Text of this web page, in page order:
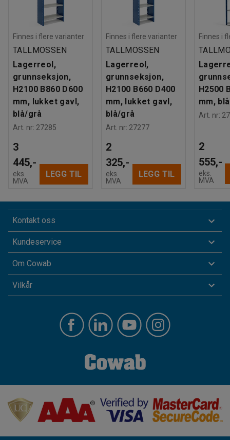
Finnes i flere varianter
TALLMOSSEN
Lagerreol,
grunnseksjon,
H2100 B860 D600
mm, lukket gavl,
blå/grå
Art. nr: 27285
3
445,-
eks.
MVA
LEGG TIL
Finnes i flere varianter
TALLMOSSEN
Lagerreol,
grunnseksjon,
H2100 B660 D400
mm, lukket gavl,
blå/grå
Art. nr: 27277
2
325,-
eks.
MVA
LEGG TIL
Finnes i
H2500
mm,
Art. nr:
2
555,-
eks.
MVA
Kontakt oss
Kundeservice
Om Cowab
Vilkår